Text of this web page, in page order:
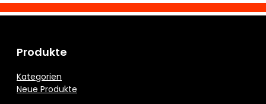
Produkte
Kategorien
Neue Produkte